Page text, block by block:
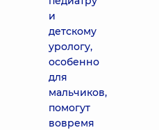
и
детскому
урологу,
особенно
для
мальчиков,
помогут
вовремя